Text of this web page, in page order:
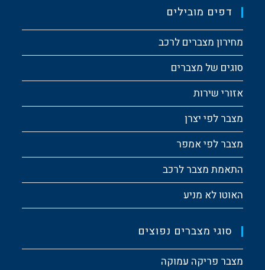
דפים מובילים
מחירון מצברים לרכב
סוגים של מצברים
אזורי שירות
מצבר לפי יצרן
מצבר לפי אמפר
התאמת מצבר לרכב
האוטו לא מניע
סוגי מצברים נפוצים
מצבר פריקה עמוקה